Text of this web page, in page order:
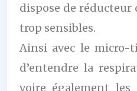
dispose de
trop sensibles.
Ainsi avec le micro-
d’entendre la
voire également les